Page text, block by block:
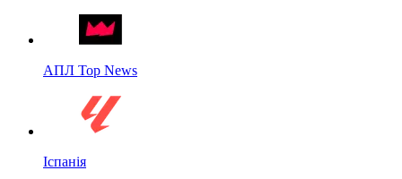
АПЛ Top News
Іспанія